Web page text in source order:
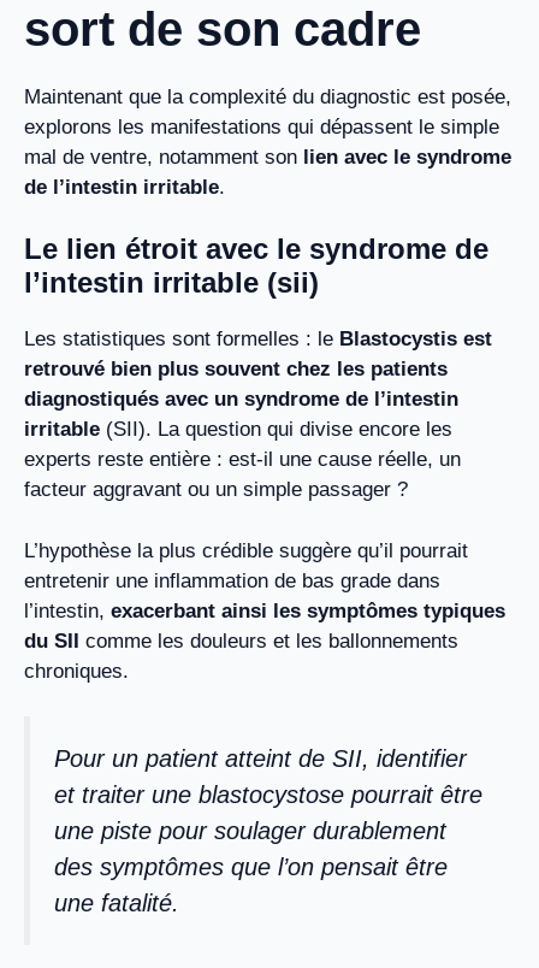
sort de son cadre
Maintenant que la complexité du diagnostic est posée,
explorons les manifestations qui dépassent le simple
mal de ventre, notamment son lien avec le syndrome
de l’intestin irritable.
Le lien étroit avec le syndrome de
l’intestin irritable (sii)
Les statistiques sont formelles : le Blastocystis est
retrouvé bien plus souvent chez les patients
diagnostiqués avec un syndrome de l’intestin
irritable (SII). La question qui divise encore les
experts reste entière : est-il une cause réelle, un
facteur aggravant ou un simple passager ?
L’hypothèse la plus crédible suggère qu’il pourrait
entretenir une inflammation de bas grade dans
l’intestin, exacerbant ainsi les symptômes typiques
du SII comme les douleurs et les ballonnements
chroniques.
Pour un patient atteint de SII, identifier
et traiter une blastocystose pourrait être
une piste pour soulager durablement
des symptômes que l’on pensait être
une fatalité.